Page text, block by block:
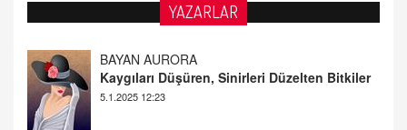
YAZARLAR
DOKTOR CİVANIM
Mastürbasyon ve Tatmin: Bir Keşif Yolculuğu
13.11.2024 22:51